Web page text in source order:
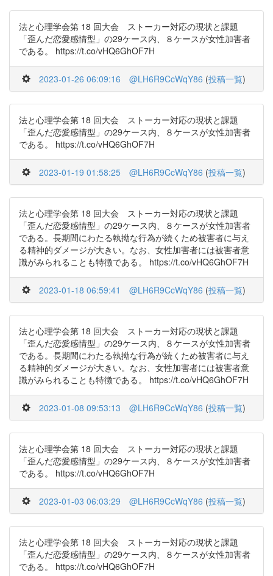
法と心理学会第 18 回大会 ストーカー対応の現状と課題
「歪んだ恋愛感情型」の29ケース内、８ケースが女性加害者
である。 https://t.co/vHQ6GhOF7H
2023-01-26 06:09:16 @LH6R9CcWqY86 (投稿一覧)
法と心理学会第 18 回大会 ストーカー対応の現状と課題
「歪んだ恋愛感情型」の29ケース内、８ケースが女性加害者
である。 https://t.co/vHQ6GhOF7H
2023-01-19 01:58:25 @LH6R9CcWqY86 (投稿一覧)
法と心理学会第 18 回大会 ストーカー対応の現状と課題
「歪んだ恋愛感情型」の29ケース内、８ケースが女性加害者
である。長期間にわたる執拗な行為が続くため被害者に与え
る精神的ダメージが大きい。なお、女性加害者には被害者意
識がみられることも特徴である。 https://t.co/vHQ6GhOF7H
2023-01-18 06:59:41 @LH6R9CcWqY86 (投稿一覧)
法と心理学会第 18 回大会 ストーカー対応の現状と課題
「歪んだ恋愛感情型」の29ケース内、８ケースが女性加害者
である。長期間にわたる執拗な行為が続くため被害者に与え
る精神的ダメージが大きい。なお、女性加害者には被害者意
識がみられることも特徴である。 https://t.co/vHQ6GhOF7H
2023-01-08 09:53:13 @LH6R9CcWqY86 (投稿一覧)
法と心理学会第 18 回大会 ストーカー対応の現状と課題
「歪んだ恋愛感情型」の29ケース内、８ケースが女性加害者
である。 https://t.co/vHQ6GhOF7H
2023-01-03 06:03:29 @LH6R9CcWqY86 (投稿一覧)
法と心理学会第 18 回大会 ストーカー対応の現状と課題
「歪んだ恋愛感情型」の29ケース内、８ケースが女性加害者
である。 https://t.co/vHQ6GhOF7H